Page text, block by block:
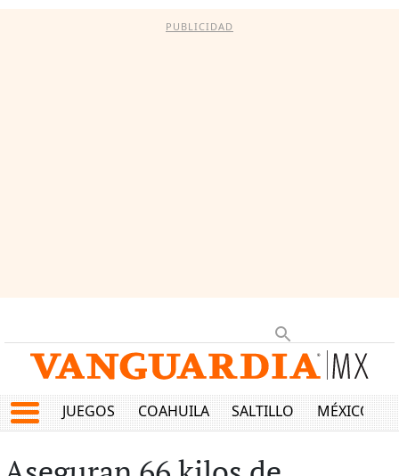
PUBLICIDAD
JUEGOS COAHUILA SALTILLO MÉXICO